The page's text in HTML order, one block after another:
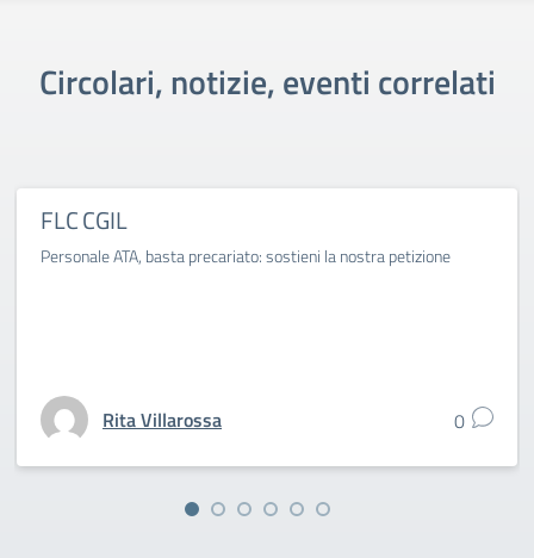
Circolari, notizie, eventi correlati
FLC CGIL
Personale ATA, basta precariato: sostieni la nostra petizione
Rita Villarossa 0